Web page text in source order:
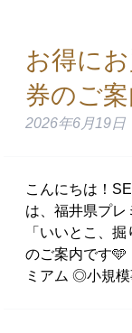
お得に
券のご
2026年6月19日
こんにちは！
は、福井県プレ
「いいとこ、
のご案内です
ミアム ◎小規模